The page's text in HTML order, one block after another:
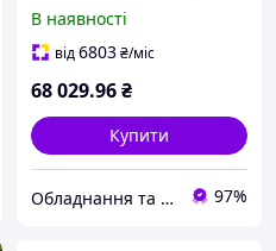
круглий, плівка 0.6 мм,
10.6 м³, металевий
В наявності
від6803₴/міс
68 029.96₴
Купити
Обладнання та хімія для басейнів з доставкою по всій Україні 97%